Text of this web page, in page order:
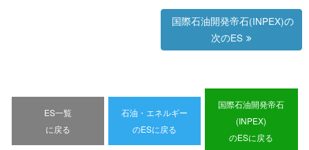
国際石油開発帝石(INPEX)の
次のES
ES一覧
に戻る
石油・エネルギー
のESに戻る
国際石油開発帝石
(INPEX)
のESに戻る